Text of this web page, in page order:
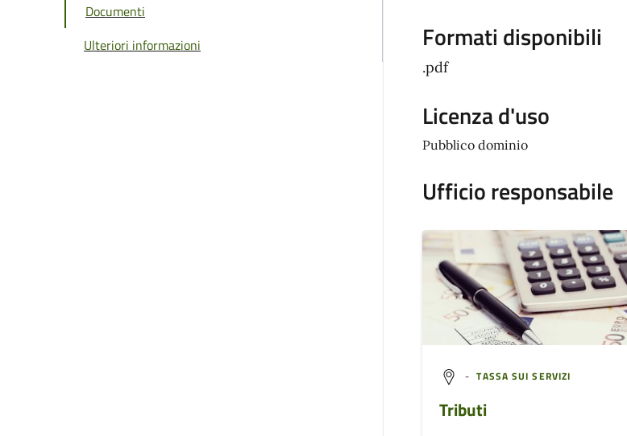
Documenti
Ulteriori informazioni
Formati disponibili
.pdf
Licenza d'uso
Pubblico dominio
Ufficio responsabile
- TASSA SUI SERVIZI
Tributi